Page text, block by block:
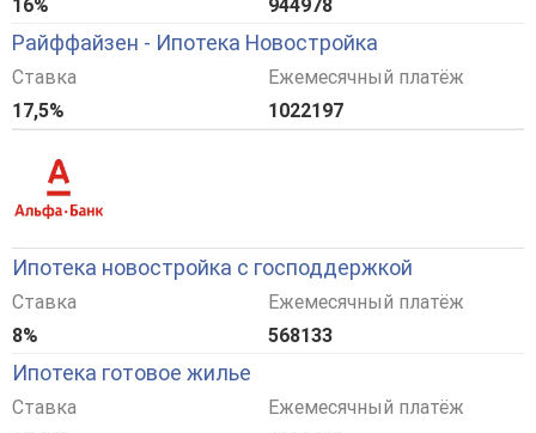
16% 944978
Райффайзен - Ипотека Новостройка
Ставка
17,5%
Ежемесячный платёж
1022197
Ипотека новостройка с господдержкой
Ставка
8%
Ежемесячный платёж
568133
Ипотека готовое жилье
Ставка
Ежемесячный платёж